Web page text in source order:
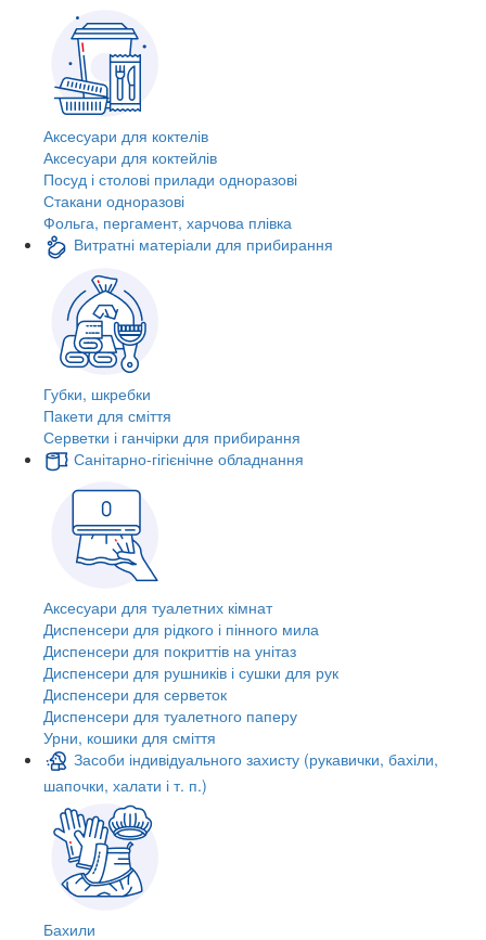
Аксесуари для коктелів
Аксесуари для коктейлів
Посуд і столові прилади одноразові
Стакани одноразові
Фольга, пергамент, харчова плівка
Витратні матеріали для прибирання
Губки, шкребки
Пакети для сміття
Серветки і ганчірки для прибирання
Санітарно-гігієнічне обладнання
Аксесуари для туалетних кімнат
Диспенсери для рідкого і пінного мила
Диспенсери для покриттів на унітаз
Диспенсери для рушників і сушки для рук
Диспенсери для серветок
Диспенсери для туалетного паперу
Урни, кошики для сміття
Засоби індивідуального захисту (рукавички, бахіли,
шапочки, халати і т. п.)
Бахили